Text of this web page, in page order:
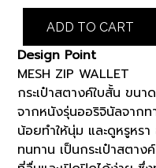
YELLOW
MESH
ZIP
WALLET
(07001525)
quantity
ADD TO CART
Design Point
MESH ZIP WALLET
กระเป๋าสตางค์ใบสั้น ขนา
จากหนังรุ่นออริจินัลจากท
น้อยทำให้นุ่ม และดูหรูหร
ทนทาน เป็นกระเป๋าสตา